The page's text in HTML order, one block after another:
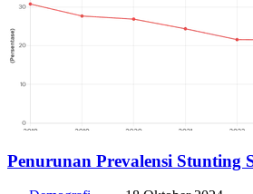
Penurunan Prevalensi Stunting